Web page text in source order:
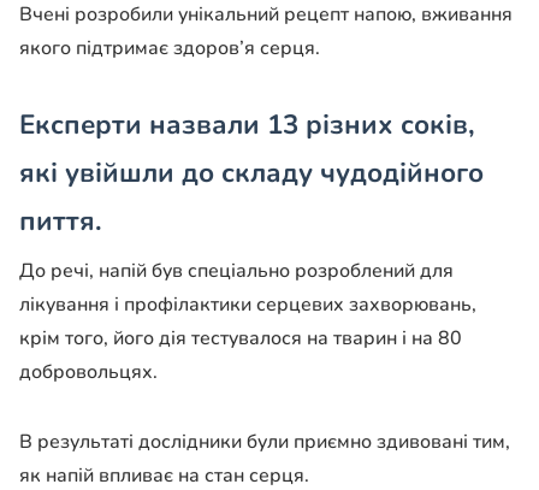
Вчені розробили унікальний рецепт напою, вживання
якого підтримає здоров’я серця.
Експерти назвали 13 різних соків,
які увійшли до складу чудодійного
пиття.
До речі, напій був спеціально розроблений для
лікування і профілактики серцевих захворювань,
крім того, його дія тестувалося на тварин і на 80
добровольцях.
В результаті дослідники були приємно здивовані тим,
як напій впливає на стан серця.